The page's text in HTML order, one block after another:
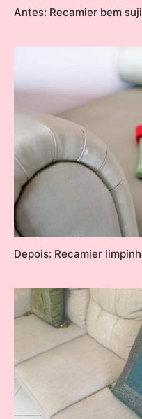
Antes: Recamier bem
Depois: Recamier